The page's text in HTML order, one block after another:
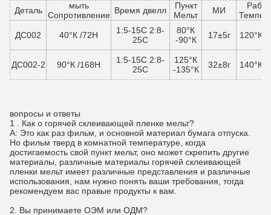
Деталь
мыть
Сопротивление Время двелл
Пункт
Мельт
МИ
ДС002 40°К /72H
1:5-15С 2:8-
25С
80°К
-90°К
17±5г 120°К -
ДС002-2 90°К /168H
1:5-15С 2:8-
25С
125°К
-135°К
32±8г 140°К -
вопросы и ответы
1 . Как о горячей склеивающей пленке мельт?
А: Это как раз фильм, и основной материал бумага отпуска.
Но фильм тверд в комнатной температуре, когда
достигаемость свой пункт мельт, оно может скрепить другие
материалы, различные материалы горячей склеивающей
пленки мельт имеет различные представления и различные
использования, нам нужно понять ваши требования, тогда
рекомендуем вас правые продукты к вам.
2. Вы принимаете ОЭМ или ОДМ?